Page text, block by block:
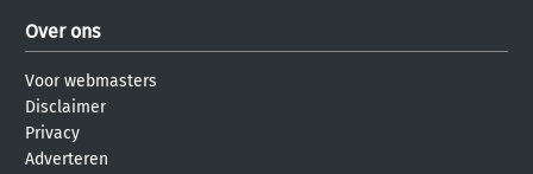
Over ons
Voor webmasters
Disclaimer
Privacy
Adverteren